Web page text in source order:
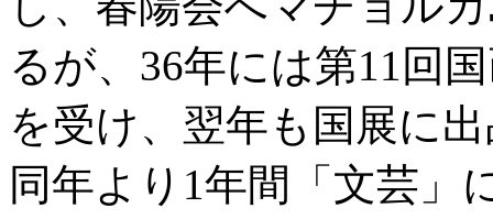
るが、36年には第11回
を受け、翌年も国展に
同年より1年間「文芸」